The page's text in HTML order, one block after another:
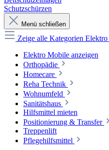
Schutzschürzen
Menü schließen
Zeige alle Kategorien
Elektro Mobile anzeigen
Orthopädie
Homecare
Reha Technik
Wohnumfeld
Sanitätshaus
Hilfsmittel mieten
Positionierung & Transfer
Treppenlift
Pflegehilfsmittel